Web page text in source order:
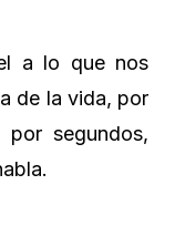
a lo que nos
de la vida, por
segundos,